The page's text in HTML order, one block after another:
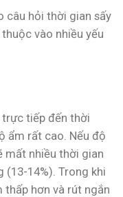
câu hỏi thời gian sấy
vào nhiều yếu
tiếp đến thời
ẩm rất cao. Nếu độ
mất nhiều thời gian
14%). Trong khi
thấp hơn và rút ngắn